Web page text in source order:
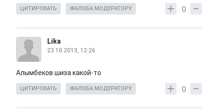
0
ЦИТИРОВАТЬ ЖАЛОБА МОДЕРАТОРУ
Lika
23.10.2013, 12:26
Алымбеков шиза какой-то
0
ЦИТИРОВАТЬ ЖАЛОБА МОДЕРАТОРУ